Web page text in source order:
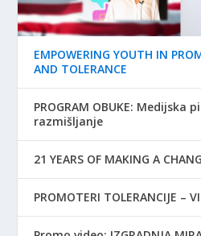
EMPOWERING YOUTH IN
AND TOLERANCE
PROGRAM OBUKE: Medijska
razmišljanje
21 YEARS OF MAKING A
PROMOTERI TOLERANCIJE –